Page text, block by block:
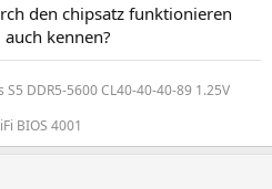
den chipsatz funktionieren
kennen?
S5 DDR5-5600 CL40-40-40-89 1.25V
BIOS 4001